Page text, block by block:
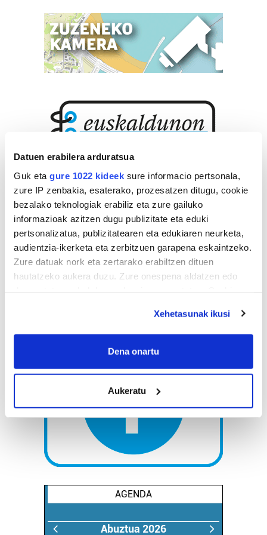
Datuen erabilera arduratsua
Guk eta gure 1022 kideek sure informacio pertsonala,
zure IP zenbakia, esaterako, prozesatzen ditugu, cookie
bezalako teknologiak erabiliz eta zure gailuko
informazioak azitzen dugu publizitate eta eduki
pertsonalizatua, publizitatearen eta edukiaren neurketa,
audientzia-ikerketa eta zerbitzuen garapena eskaintzeko.
Zure datuak nork eta zertarako erabiltzen dituen
hautatzeko aukera duzu. Zure onespena aldatzen edo
If you allow, we would also like to:
Collect information about your geographical
meters
Identify your device by actively scanning it for
specific characteristics (fingerprinting)
Find out more about how your personal data is processed
and set your preferences in the
details section
Guk eta gure bazkideek zure datu pertsonalak
teknologia erabiliz, cookieak adibidez, iragarki eta eduki
neurtzeko, jendeari buruzko informazioa biltzeko eta
Xehetasunak ikusi
Dena onartu
Aukeratu
AGENDA
Abuztua 2026